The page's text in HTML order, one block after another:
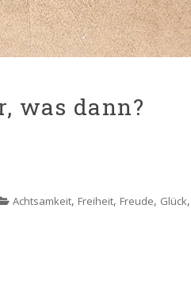
was dann?
Achtsamkeit, Freiheit, Freude, Glück,